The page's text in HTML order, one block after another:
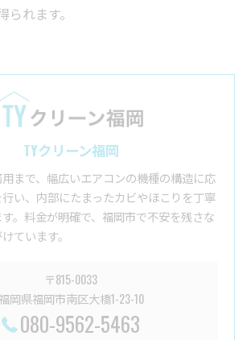
れます。
TYクリーン福岡
まで、幅広いエアコンの機種の構造に応
い、内部にたまったカビやほこりを丁寧
。料金が明確で、福岡市で不安を残さな
ています。
〒815-0033
福岡県福岡市南区大橋1-23-10
080-9562-5463